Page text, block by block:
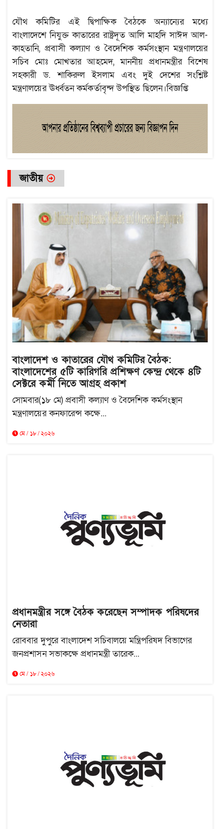
যৌথ কমিটির এই দ্বিপাক্ষিক বৈঠকে অন্যান্যের মধ্যে
বাংলাদেশে নিযুক্ত কাতারের রাষ্ট্রদূত আলি মাহদি সাঈদ আল-
কাহতানি, প্রবাসী কল্যাণ ও বৈদেশিক কর্মসংস্থান মন্ত্রণালয়ের
সচিব মোঃ মোখতার আহমেদ, মাননীয় প্রধানমন্ত্রীর বিশেষ
সহকারী ড. শাকিরুল ইসলাম এবং দুই দেশের সংশ্লিষ্ট
মন্ত্রণালয়ের ঊর্ধ্বতন কর্মকর্তাবৃন্দ উপস্থিত ছিলেন।বিজ্ঞপ্তি
জাতীয়
বাংলাদেশ ও কাতারের যৌথ কমিটির বৈঠক:
বাংলাদেশের ৫টি কারিগরি প্রশিক্ষণ কেন্দ্র থেকে ৪টি
সেক্টরে কর্মী নিতে আগ্রহ প্রকাশ
সোমবার(১৮ মে) প্রবাসী কল্যাণ ও বৈদেশিক কর্মসংস্থান
মন্ত্রণালয়ের কনফারেন্স কক্ষে...
মে / ১৮ / ২০২৬
প্রধানমন্ত্রীর সঙ্গে বৈঠক করেছেন সম্পাদক পরিষদের
নেতারা
রোববার দুপুরে বাংলাদেশ সচিবালয়ে মন্ত্রিপরিষদ বিভাগের
জনপ্রশাসন সভাকক্ষে প্রধানমন্ত্রী তারেক...
মে / ১৮ / ২০২৬